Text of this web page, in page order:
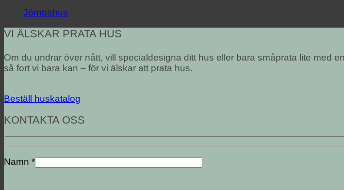
Jörnträhus
VI ÄLSKAR PRATA HUS
Om du undrar över nått, vill specialdesigna ditt hus eller bara småprata lite med
så fort vi bara kan – för vi älskar att prata hus.
Beställ huskatalog
KONTAKTA OSS
Namn *